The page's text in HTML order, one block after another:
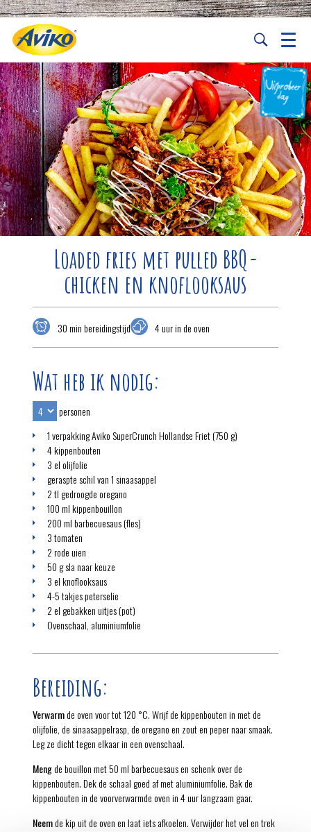
Loaded fries met pulled BBQ-
chicken en knoflooksaus
30 min bereidingstijd 4 uur in de oven
Wat heb ik nodig:
personen
1 verpakking Aviko SuperCrunch Hollandse Friet (750 g)
4 kippenbouten
3 el olijfolie
geraspte schil van 1 sinaasappel
2 tl gedroogde oregano
100 ml kippenbouillon
200 ml barbecuesaus (fles)
3 tomaten
2 rode uien
50 g sla naar keuze
3 el knoflooksaus
4-5 takjes peterselie
2 el gebakken uitjes (pot)
Ovenschaal, aluminiumfolie
Bereiding:
Verwarmde oven voor tot 120 °C. Wrijf de kippenbouten in met de
olijfolie, de sinaasappelrasp, de oregano en zout en peper naar smaak.
Leg ze dicht tegen elkaar in een ovenschaal.
Mengde bouillon met 50 ml barbecuesaus en schenk over de
kippenbouten. Dek de schaal goed af met aluminiumfolie. Bak de
kippenbouten in de voorverwarmde oven in 4 uur langzaam gaar.
Neemde kip uit de oven en laat iets afkoelen. Verwijder het vel en trek